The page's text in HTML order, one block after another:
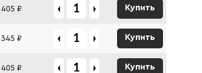
405 ₽ Купить
345 ₽ Купить
405 ₽ Купить